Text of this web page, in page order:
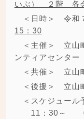
いぶ） ２階 各
＜日時＞ 令和
15：30
＜主催＞ 立山
ンティアセンター
＜共催＞ 立山
＜後援＞ 立山
＜スケジュール
11：30～ 〇先